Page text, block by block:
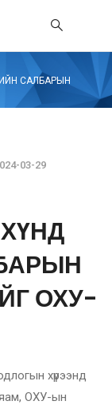
САЛБАРЫН
03-29
ОХУ-
хүрээнд
яам, ОХУ-ын